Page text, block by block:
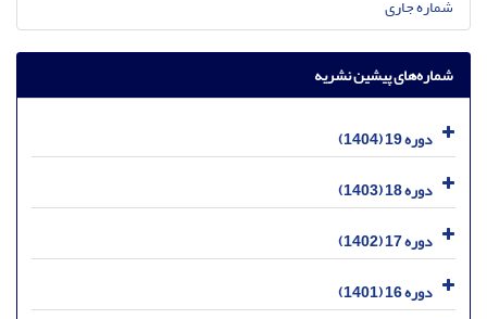
شماره جاری
شماره‌های پیشین نشریه
دوره 19 (1404)
دوره 18 (1403)
دوره 17 (1402)
دوره 16 (1401)